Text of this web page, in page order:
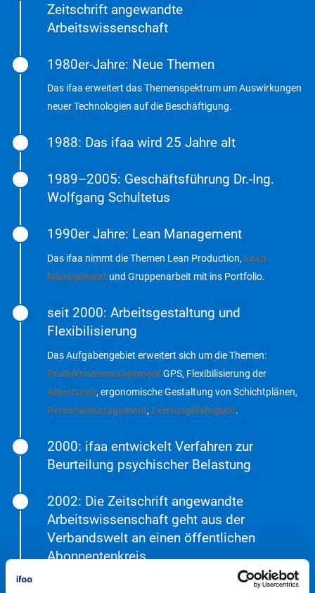
Zeitschrift angewandte
Arbeitswissenschaft
1980er-Jahre: Neue Themen
Das ifaa erweitert das Themenspektrum um Auswirkungen
neuer Technologien auf die Beschäftigung.
1988: Das ifaa wird 25 Jahre alt
1989–2005: Geschäftsführung Dr.-Ing.
Wolfgang Schultetus
1990er Jahre: Lean Management
Das ifaa nimmt die Themen Lean Production, Lean
Management und Gruppenarbeit mit ins Portfolio.
seit 2000: Arbeitsgestaltung und
Flexibilisierung
Das Aufgabengebiet erweitert sich um die Themen:
ProduktionsmanagementGPS, Flexibilisierung der
Arbeitszeit, ergonomische Gestaltung von Schichtplänen,
Personalmanagement, Leistungsfähigkeit.
2000: ifaa entwickelt Verfahren zur
Beurteilung psychischer Belastung
2002: Die Zeitschrift angewandte
Arbeitswissenschaft geht aus der
Verbandswelt an einen öffentlichen
Abonnentenkreis